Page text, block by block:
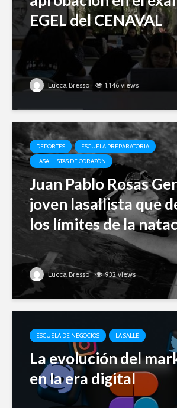
EGEL del CENAVAL
Lucca Bresso 1,146 views
DEPORTES
ESCUELA PREPARATORIA
LASALLISTAS DE CORAZÓN
Juan Pablo Rosas
joven lasallista que
los límites de la
Lucca Bresso 932 views
ESCUELA DE NEGOCIOS LA SALLE
La evolución del
en la era digital